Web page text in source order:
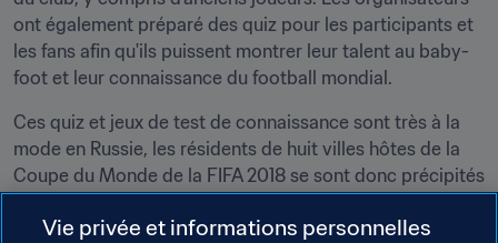
ont également préparé des quiz pour les participants et
les fans afin qu'ils puissent montrer leur talent au baby-
foot et leur connaissance du football mondial.
Ces quiz et jeux de test de connaissance sont très à la
mode en Russie, les résidents de huit villes hôtes de la
Coupe du Monde de la FIFA 2018 se sont donc précipités
Comment", qui est extrêmement populaire. Les fans des
Vie privée et informations personnelles